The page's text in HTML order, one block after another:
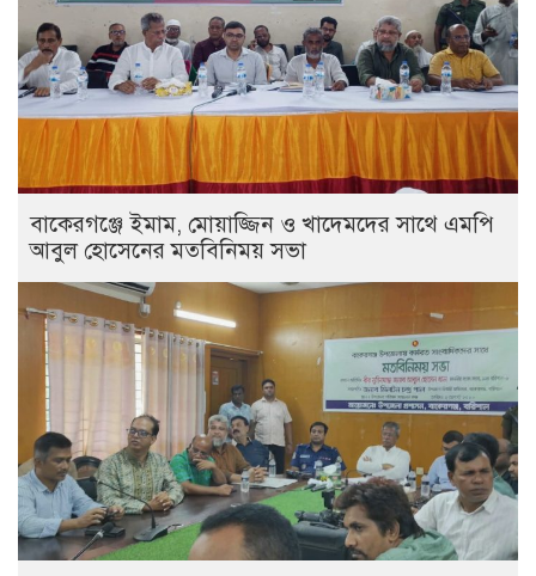
বাকেরগঞ্জে ইমাম, মোয়াজ্জিন ও খাদেমদের সাথে এমপি
আবুল হোসেনের মতবিনিময় সভা